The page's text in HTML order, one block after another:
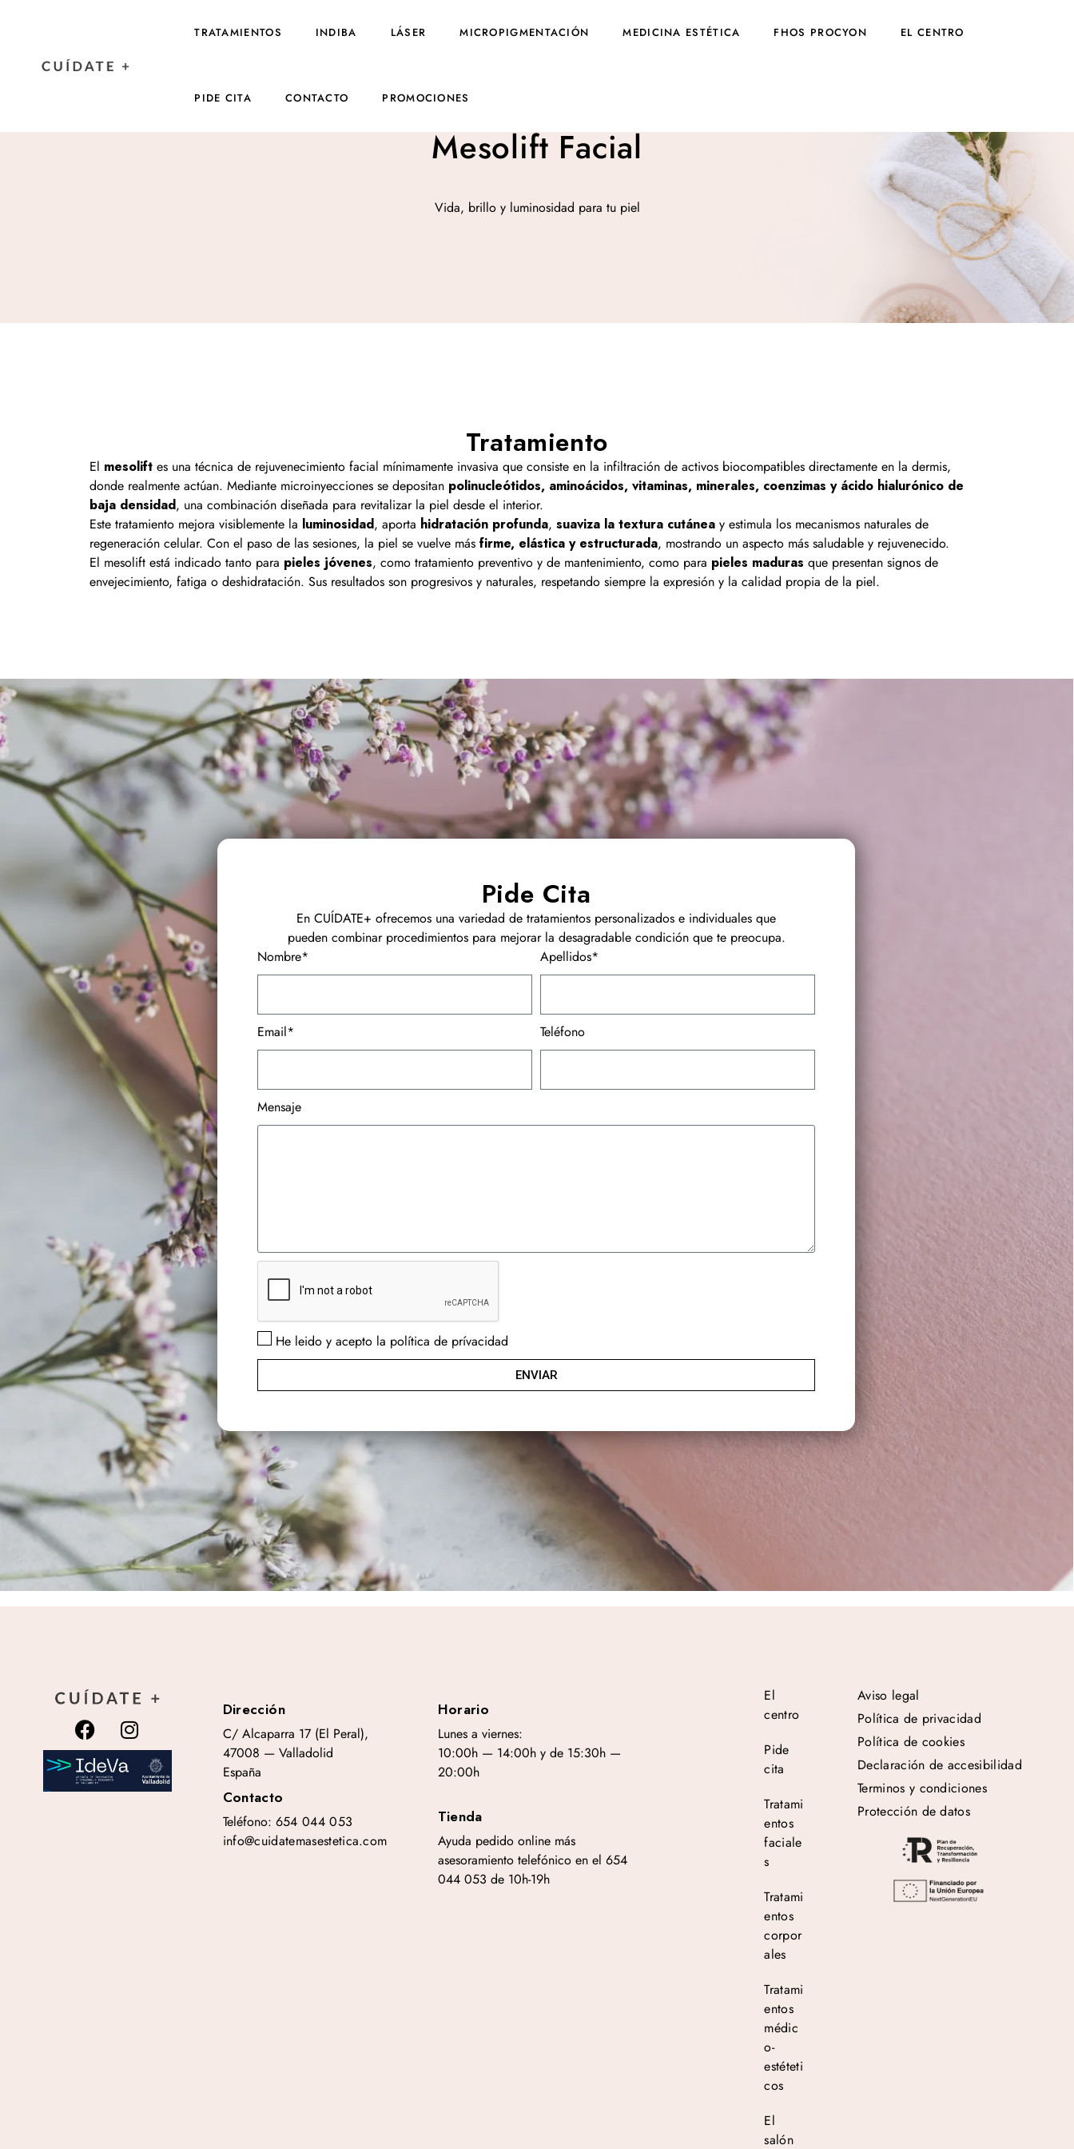
TRATAMIENTOS INDIBA LÁSER MICROPIGMENTACIÓN MEDICINA ESTÉTICA FHOS PROCYON EL CENTRO
PIDE CITA CONTACTO PROMOCIONES
Mesolift Facial
Vida, brillo y luminosidad para tu piel
Tratamiento
El mesolift es una técnica de rejuvenecimiento facial mínimamente invasiva que consiste en la infiltración de activos biocompatibles directamente en la dermis,
donde realmente actúan. Mediante microinyecciones se depositan polinucleótidos, aminoácidos, vitaminas, minerales, coenzimas y ácido hialurónico de
baja densidad, una combinación diseñada para revitalizar la piel desde el interior.
Este tratamiento mejora visiblemente la luminosidad, aporta hidratación profunda, suaviza la textura cutánea y estimula los mecanismos naturales de
regeneración celular. Con el paso de las sesiones, la piel se vuelve más firme, elástica y estructurada, mostrando un aspecto más saludable y rejuvenecido.
El mesolift está indicado tanto para pieles jóvenes, como tratamiento preventivo y de mantenimiento, como para pieles maduras que presentan signos de
envejecimiento, fatiga o deshidratación. Sus resultados son progresivos y naturales, respetando siempre la expresión y la calidad propia de la piel.
Pide Cita
En CUÍDATE+ ofrecemos una variedad de tratamientos personalizados e individuales que
pueden combinar procedimientos para mejorar la desagradable condición que te preocupa.
Nombre*
Apellidos*
Email* Teléfono
Mensaje
He leido y acepto la política de prívacidad
ENVIAR
Dirección
C/ Alcaparra 17 (El Peral),
47008 — Valladolid
España
Contacto
Teléfono: 654 044 053
info@cuidatemasestetica.com
Horario
Lunes a viernes:
10:00h — 14:00h y de 15:30h —
20:00h
Tienda
Ayuda pedido online más
asesoramiento telefónico en el 654
044 053 de 10h-19h
El
centro
Pide
cita
Tratami
entos
faciale
s
Tratami
entos
corpor
ales
Tratami
entos
médic
o-
estéteti
cos
El
salón
Aviso legal
Política de privacidad
Política de cookies
Declaración de accesibilidad
Terminos y condiciones
Protección de datos